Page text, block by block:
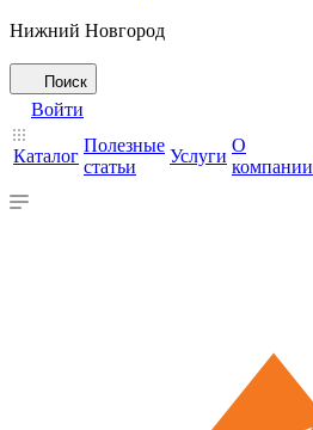
Нижний Новгород
Поиск
Войти
Каталог
Полезные
статьи
Услуги
О
компании